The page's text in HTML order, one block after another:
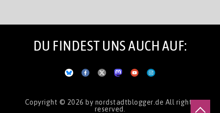
DU FINDEST UNS AUCH AUF:
Copyright © 2026 by nordstadtblogger.de All rights
reserved.